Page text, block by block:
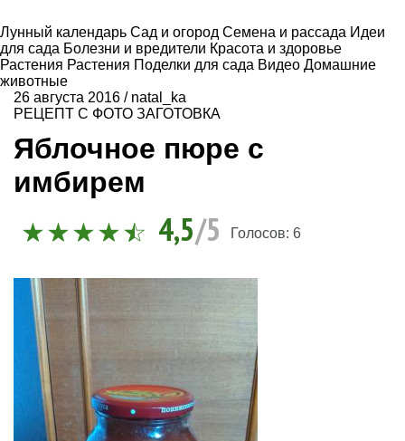
Лунный календарь Сад и огород Семена и рассада Идеи
для сада Болезни и вредители Красота и здоровье
Растения Растения Поделки для сада Видео Домашние
животные
26 августа 2016 / natal_ka
РЕЦЕПТ С ФОТО ЗАГОТОВКА
Яблочное пюре с
имбирем
4,5/5 Голосов: 6